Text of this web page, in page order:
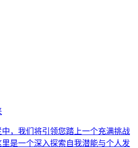
，我们将引领您踏上一个充满挑战
是一个深入探索自我潜能与个人发